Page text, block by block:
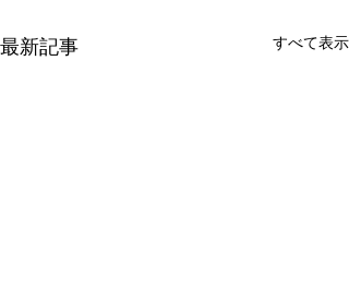
最新記事 すべて表示